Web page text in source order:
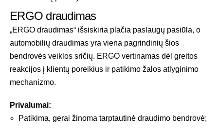
ERGO draudimas
„ERGO draudimas“ išsiskiria plačia paslaugų pasiūla, o
automobilių draudimas yra viena pagrindinių šios
bendrovės veiklos sričių. ERGO vertinamas dėl greitos
reakcijos į klientų poreikius ir patikimo žalos atlyginimo
mechanizmo.
Privalumai:
Patikima, gerai žinoma tarptautinė draudimo bendrovė;